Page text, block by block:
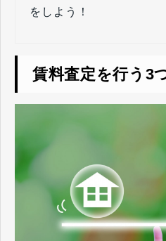
をしよう！
賃料査定を行う3